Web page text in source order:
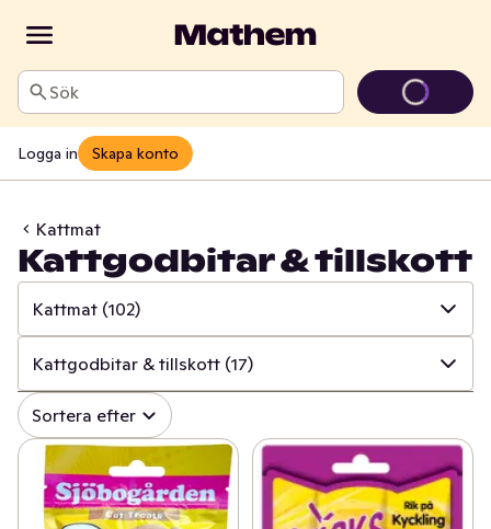
Sök
Logga in Skapa konto
Kattmat
Kattgodbitar & tillskott
Kattmat (102)
✓ Alla (197)
✓ Kattmat
Hundmat (77)
✓ Kattillbehör (5)
Kattgodbitar & tillskott (17)
✓ Alla (102)
Kattmat våtfoder
✓ Kattmat gourmet (17)
Sortera efter